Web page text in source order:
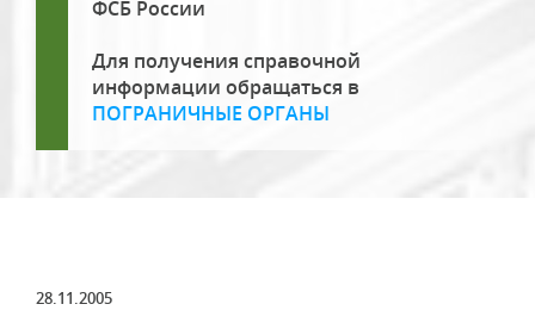
ФСБ России
Для получения справочной
информации обращаться в
ПОГРАНИЧНЫЕ ОРГАНЫ
28.11.2005